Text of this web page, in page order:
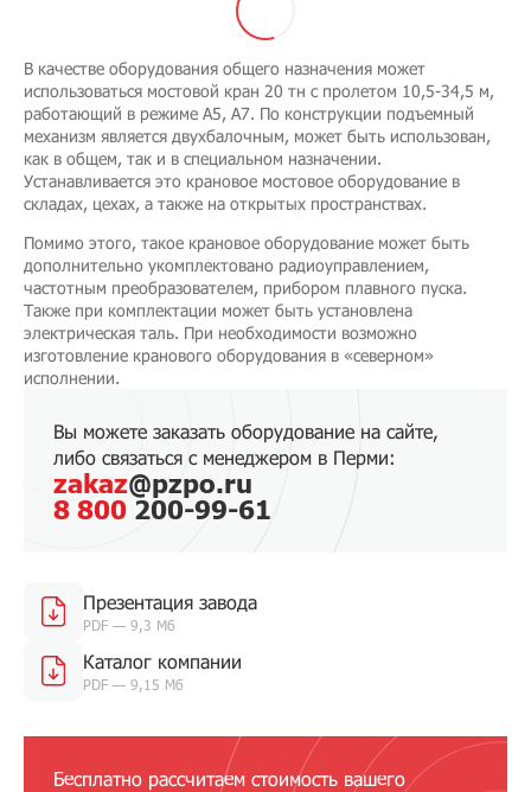
В качестве оборудования общего назначения может
использоваться мостовой кран 20 тн с пролетом 10,5-34,5 м,
работающий в режиме А5, А7. По конструкции подъемный
механизм является двухбалочным, может быть использован,
как в общем, так и в специальном назначении.
Устанавливается это крановое мостовое оборудование в
складах, цехах, а также на открытых пространствах.
Помимо этого, такое крановое оборудование может быть
дополнительно укомплектовано радиоуправлением,
частотным преобразователем, прибором плавного пуска.
Также при комплектации может быть установлена
электрическая таль. При необходимости возможно
изготовление кранового оборудования в «северном»
исполнении.
Вы можете заказать оборудование на сайте,
либо связаться с менеджером в Перми:
zakaz@pzpo.ru
8 800 200-99-61
Презентация завода
PDF — 9,3 Мб
Каталог компании
PDF — 9,15 Мб
Бесплатно рассчитаем стоимость вашего